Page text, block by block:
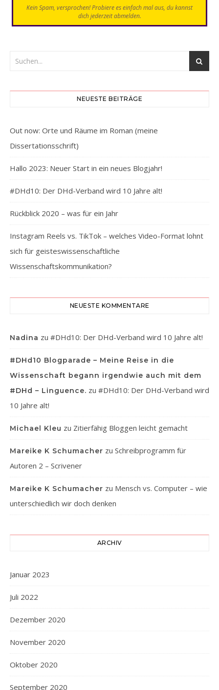
Kein Spam, versprochen! Probiere es einfach mal aus, du kannst
dich jederzeit abmelden.
NEUESTE BEITRÄGE
Out now: Orte und Räume im Roman (meine
Dissertationsschrift)
Hallo 2023: Neuer Start in ein neues Blogjahr!
#DHd10: Der DHd-Verband wird 10 Jahre alt!
Rückblick 2020 – was für ein Jahr
Instagram Reels vs. TikTok – welches Video-Format lohnt
sich für geisteswissenschaftliche
Wissenschaftskommunikation?
NEUESTE KOMMENTARE
Nadina zu #DHd10: Der DHd-Verband wird 10 Jahre alt!
#DHd10 Blogparade – Meine Reise in die
Wissenschaft begann irgendwie auch mit dem
#DHd – Linguence. zu #DHd10: Der DHd-Verband wird
10 Jahre alt!
Michael Kleu zu Zitierfähig Bloggen leicht gemacht
Mareike K Schumacher zu Schreibprogramm für
Autoren 2 – Scrivener
Mareike K Schumacher zu Mensch vs. Computer – wie
unterschiedlich wir doch denken
ARCHIV
Januar 2023
Juli 2022
Dezember 2020
November 2020
Oktober 2020
September 2020